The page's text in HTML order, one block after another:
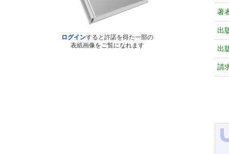
ログインすると許諾を得た一部の
表紙画像をご覧になれます
著
出
出
請